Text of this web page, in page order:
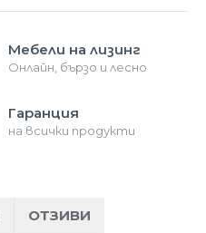
Мебели на лизинг
Онлайн, бързо и лесно
Гаранция
на всички продукти
ОТЗИВИ